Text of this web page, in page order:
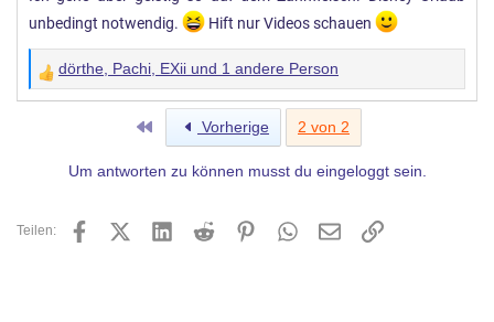
unbedingt notwendig.
Hift nur Videos schauen
W
e
g
dörthe, Pachi, EXii und 1 andere Person
Erste Vorherige 2 von 2
Um antworten zu können musst du eingeloggt sein.
Teilen: FacebookX (Twitter)LinkedInReddit PinterestWhatsApp
E-MailLink